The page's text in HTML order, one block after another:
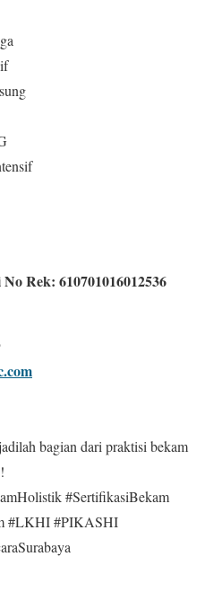
Rek: 610701016012536
bagian dari praktisi bekam
#SertifikasiBekam
#LKHI #PIKASHI